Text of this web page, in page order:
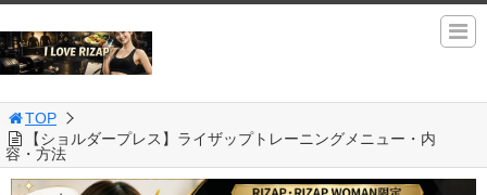
TOP
【ショルダープレス】ライザップトレーニングメニュー・内
容・方法